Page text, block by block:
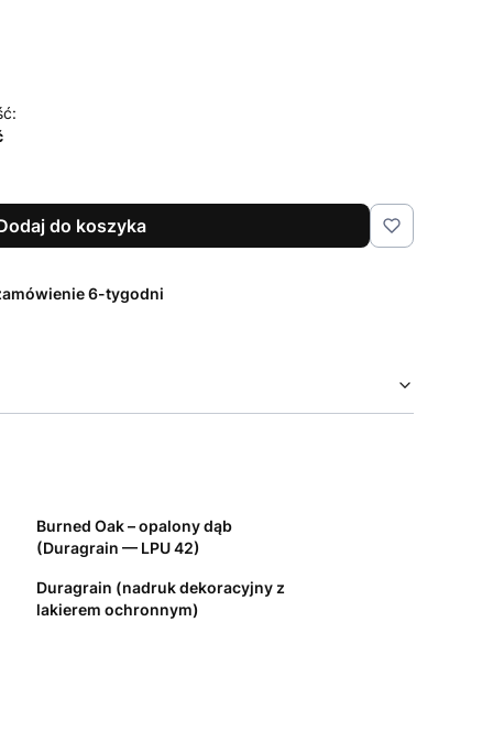
do koszyka
6-tygodni
Burned Oak – opalony dąb
(Duragrain — LPU 42)
Duragrain (nadruk dekoracyjny z
lakierem ochronnym)